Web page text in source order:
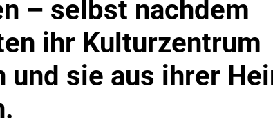
– selbst nachdem
ihr Kulturzentrum
und sie aus ihrer